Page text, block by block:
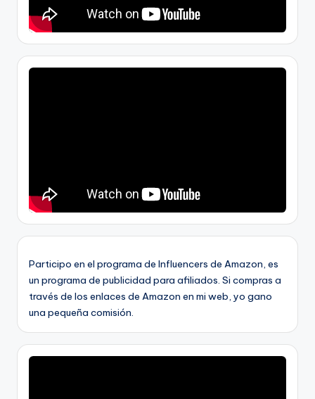
Participo en el programa de Influencers de Amazon, es
un programa de publicidad para afiliados. Si compras a
través de los enlaces de Amazon en mi web, yo gano
una pequeña comisión.